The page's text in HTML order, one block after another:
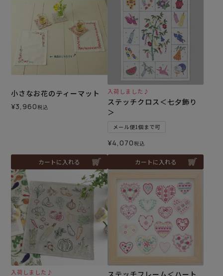
小さなお花のティーマット
¥3,960税込
カートに入れる
入荷しました♪
ステッチクロス＜七夕飾り
＞
メール便1個まで可
¥4,070税込
カートに入れる
入荷しました♪